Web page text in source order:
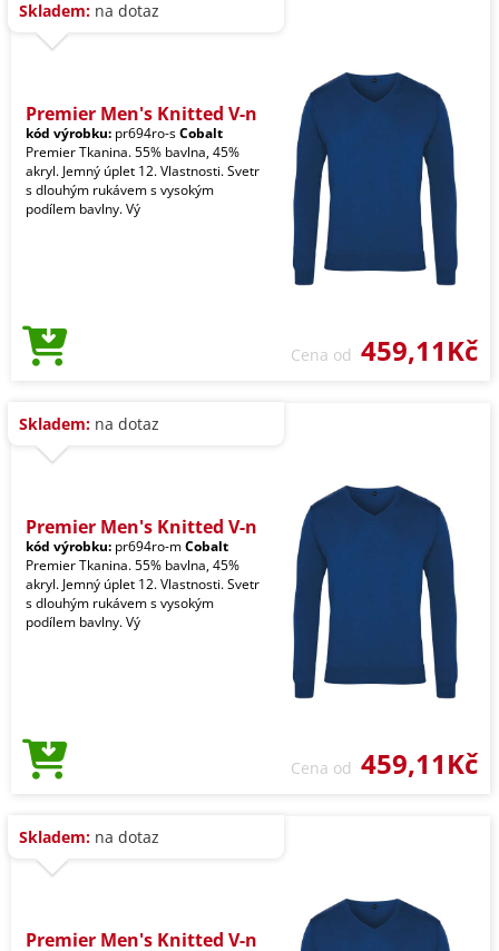
Skladem: na dotaz
Premier Men's Knitted V-n
kód výrobku: pr694ro-sCobalt
Premier Tkanina. 55% bavlna, 45%
akryl. Jemný úplet 12. Vlastnosti. Svetr
s dlouhým rukávem s vysokým
podílem bavlny. Vý
Cena od 459,11Kč
Skladem: na dotaz
Premier Men's Knitted V-n
kód výrobku: pr694ro-mCobalt
Premier Tkanina. 55% bavlna, 45%
akryl. Jemný úplet 12. Vlastnosti. Svetr
s dlouhým rukávem s vysokým
podílem bavlny. Vý
Cena od 459,11Kč
Skladem: na dotaz
Premier Men's Knitted V-n